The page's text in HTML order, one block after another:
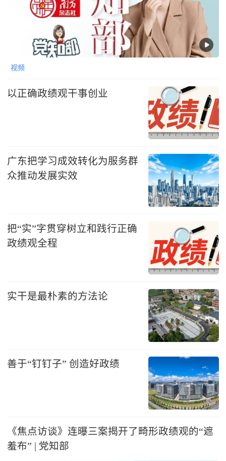
视频
以正确政绩观干事创业
广东把学习成效转化为服务群
众推动发展实效
把“实”字贯穿树立和践行正确
政绩观全程
实干是最朴素的方法论
善于“钉钉子” 创造好政绩
《焦点访谈》连曝三案揭开了畸形政绩观的“遮
羞布” | 党知部